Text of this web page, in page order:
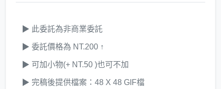
▶ 此委託為非商業委託
▶ 委託價格為 NT.200 ↑
▶ 可加小物(+ NT.50 )也可不加
▶ 完稿後提供檔案：48 X 48 GIF檔